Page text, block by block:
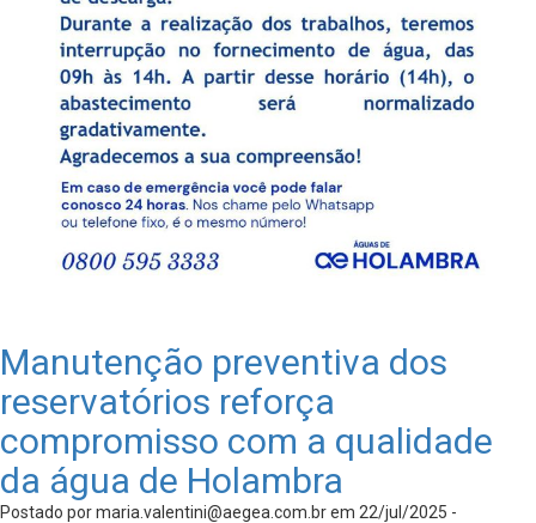
Manutenção preventiva dos
reservatórios reforça
compromisso com a qualidade
da água de Holambra
Postado pormaria.valentini@aegea.com.brem 22/jul/2025 -